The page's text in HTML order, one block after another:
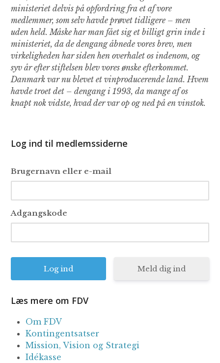
ministeriet delvis på opfordring fra et af vore
medlemmer, som selv havde prøvet tidligere – men
uden held. Måske har man fået sig et billigt grin inde i
ministeriet, da de dengang åbnede vores brev, men
virkeligheden har siden hen overhalet os indenom, og
syv år efter stiftelsen blev vores ønske efterkommet.
Danmark var nu blevet et vinproducerende land. Hvem
havde troet det – dengang i 1993, da mange af os
knapt nok vidste, hvad der var op og ned på en vinstok.
Log ind til medlemssiderne
Brugernavn eller e-mail
Adgangskode
Meld dig ind
Læs mere om FDV
Om FDV
Kontingentsatser
Mission, Vision og Strategi
Idékasse